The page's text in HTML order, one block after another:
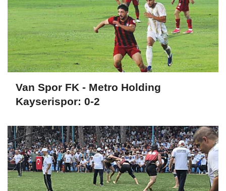
Van Spor FK - Metro Holding
Kayserispor: 0-2